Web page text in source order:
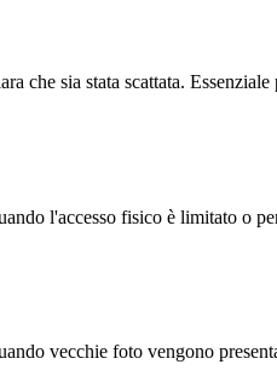
che sia stata scattata.
l'accesso fisico è limitato o
vecchie foto vengono